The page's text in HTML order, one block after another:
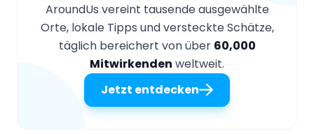
AroundUs vereint tausende ausgewählte
Orte, lokale Tipps und versteckte Schätze,
täglich bereichert von über 60,000
Mitwirkenden weltweit.
Jetzt entdecken